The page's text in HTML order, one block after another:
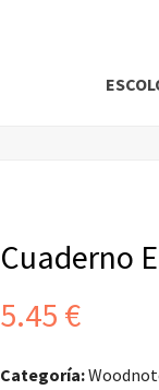
Cuaderno
5.45 €
Categoría: